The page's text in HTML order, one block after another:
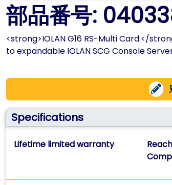
部品番号:
<strong>IOLAN G16 RS-Multi Card:</
to expandable IOLAN SCG Console
Specifications
Lifetime limited warranty